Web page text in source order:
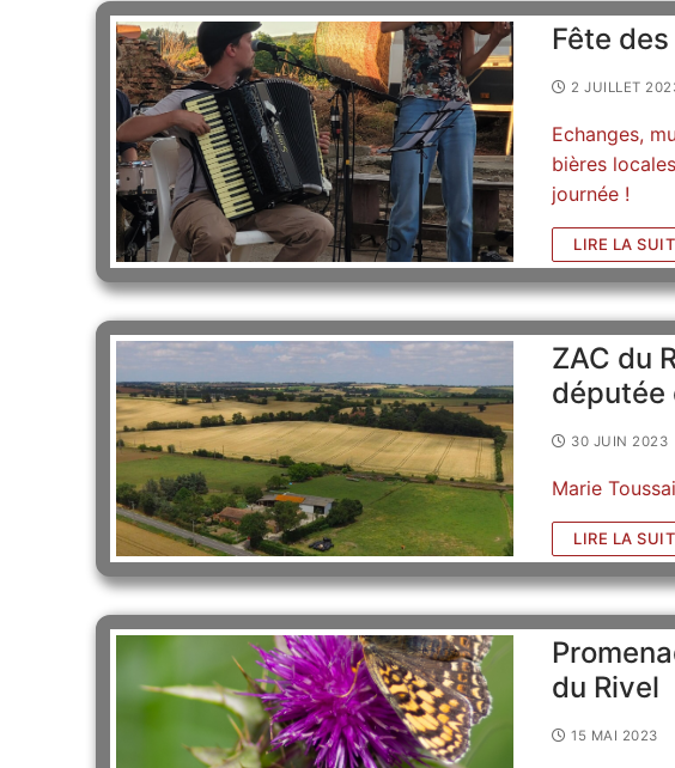
Fête
2 JUILLET
Echanges,
bières
journée !
LIRE LA
ZAC du
députée
30 JUIN 2023
Marie
LIRE LA
du Rivel
15 MAI 2023